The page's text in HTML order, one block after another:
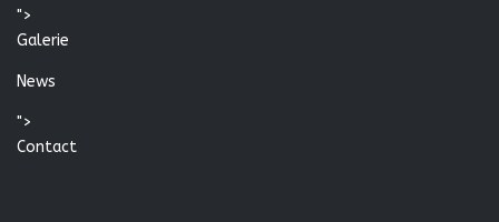
">
Galerie
News
">
Contact